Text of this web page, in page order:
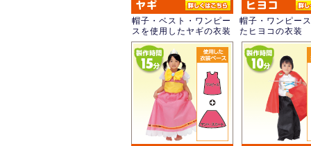
帽子・ベスト・ワンピー
スを使用したヤギの衣装
帽子・ワンピー
たヒヨコの衣装